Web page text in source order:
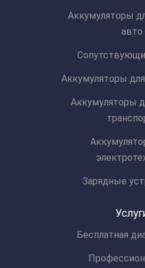
Аккумуляторы
авто
Аккумуляторы
Аккумуляторы
Зарядные
Бесплатная